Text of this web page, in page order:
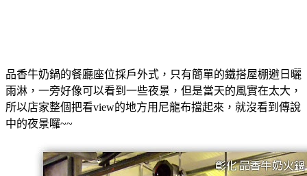
品香牛奶鍋的餐廳座位採戶外式，只有簡單的鐵搭屋棚避日曬
雨淋，一旁好像可以看到一些夜景，但是當天的風實在太大，
所以店家整個把看view的地方用尼龍布擋起來，就沒看到傳說
中的夜景囉~~